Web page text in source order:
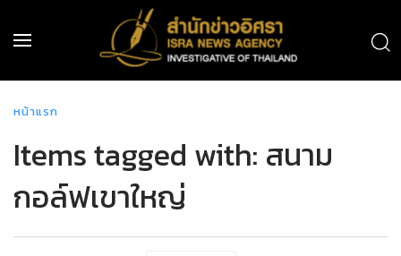
หน้าแรก
Items tagged with: สนาม
กอล์ฟเขาใหญ่